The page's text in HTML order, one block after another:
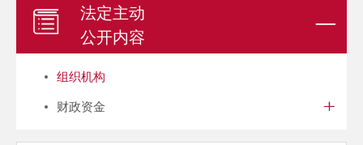
法定主动
公开内容
组织机构
财政资金